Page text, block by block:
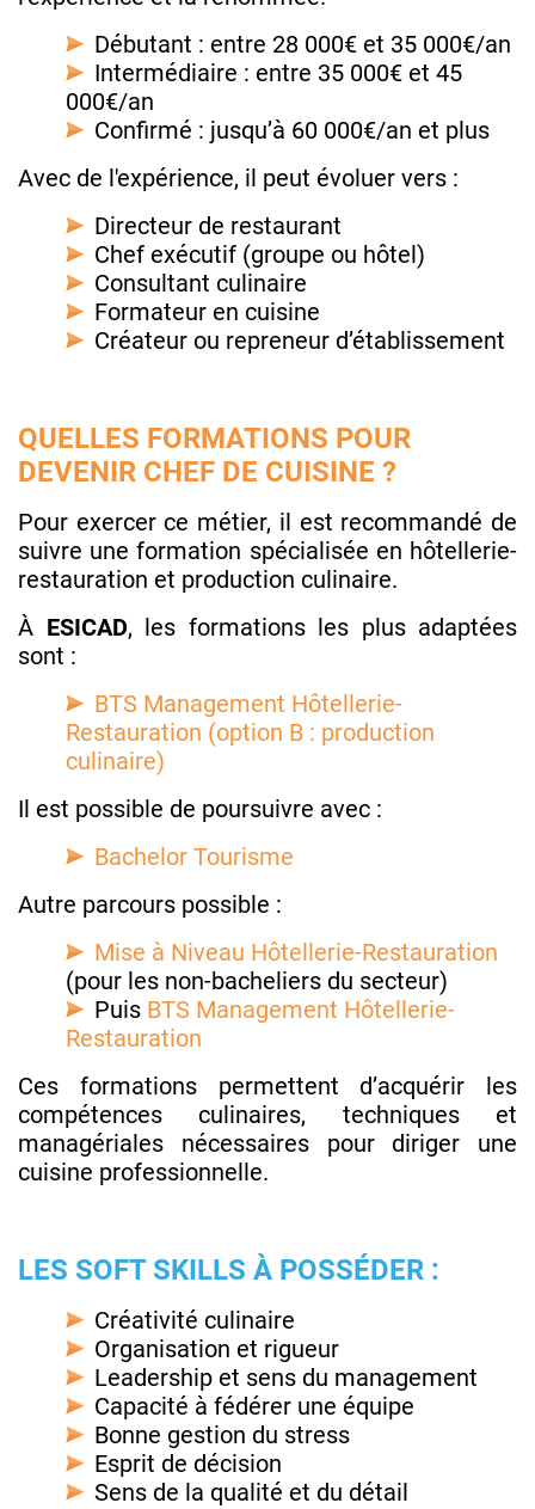
Débutant : entre 28 000€ et 35 000€/an
Intermédiaire : entre 35 000€ et 45
000€/an
Confirmé : jusqu’à 60 000€/an et plus
Avec de l'expérience, il peut évoluer vers :
Directeur de restaurant
Chef exécutif (groupe ou hôtel)
Consultant culinaire
Formateur en cuisine
Créateur ou repreneur d’établissement
QUELLES FORMATIONS POUR
DEVENIR CHEF DE CUISINE ?
Pour exercer ce métier, il est recommandé de
suivre une formation spécialisée en hôtellerie-
restauration et production culinaire.
À ESICAD, les formations les plus adaptées
sont :
BTS Management Hôtellerie-
Restauration (option B : production
culinaire)
Il est possible de poursuivre avec :
Bachelor Tourisme
Autre parcours possible :
Mise à Niveau Hôtellerie-Restauration
(pour les non-bacheliers du secteur)
Puis BTS Management Hôtellerie-
Restauration
Ces formations permettent d’acquérir les
compétences culinaires, techniques et
managériales nécessaires pour diriger une
cuisine professionnelle.
LES SOFT SKILLS À POSSÉDER :
Créativité culinaire
Organisation et rigueur
Leadership et sens du management
Capacité à fédérer une équipe
Bonne gestion du stress
Esprit de décision
Sens de la qualité et du détail